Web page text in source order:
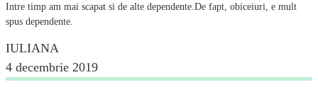
Intre timp am mai scapat si de alte dependente.De fapt, obiceiuri, e mult
spus dependente.
IULIANA
4 decembrie 2019